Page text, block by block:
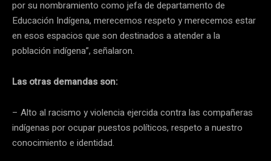
por su nombramiento como jefa de departamento de
Educación Indígena, merecemos respeto y merecemos estar
en esos espacios que son destinados a atender a la
población indígena”, señalaron.
Las otras demandas son:
– Alto al racismo y violencia ejercida contra las compañeras
indígenas por ocupar puestos políticos, respeto a nuestro
conocimiento e identidad.